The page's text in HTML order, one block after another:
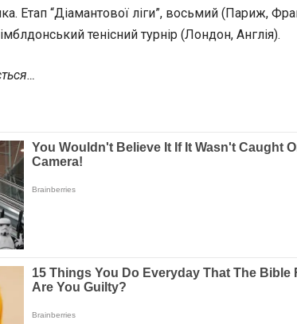
Етап “Діамантової ліги”, восьмий (Париж,
тенісний турнір (Лондон, Англія).